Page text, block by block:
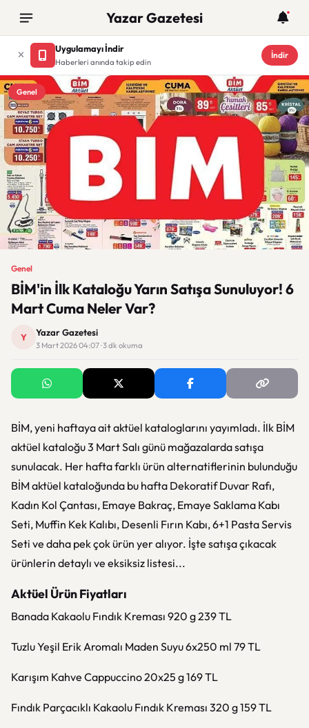
Yazar Gazetesi
Uygulamayı İndir
Haberleri anında takip edin
İndir
Genel
Genel
BİM'in İlk Kataloğu Yarın Satışa Sunuluyor! 6
Mart Cuma Neler Var?
Y Yazar Gazetesi
3 Mart 2026 04:07 · 3 dk okuma
BİM, yeni haftaya ait aktüel kataloglarını yayımladı. İlk BİM
aktüel kataloğu 3 Mart Salı günü mağazalarda satışa
sunulacak. Her hafta farklı ürün alternatiflerinin bulunduğu
BİM aktüel kataloğunda bu hafta Dekoratif Duvar Rafı,
Kadın Kol Çantası, Emaye Bakraç, Emaye Saklama Kabı
Seti, Muffin Kek Kalıbı, Desenli Fırın Kabı, 6+1 Pasta Servis
Seti ve daha pek çok ürün yer alıyor. İşte satışa çıkacak
ürünlerin detaylı ve eksiksiz listesi...
Aktüel Ürün Fiyatları
Banada Kakaolu Fındık Kreması 920 g 239 TL
Tuzlu Yeşil Erik Aromalı Maden Suyu 6x250 ml 79 TL
Karışım Kahve Cappuccino 20x25 g 169 TL
Fındık Parçacıklı Kakaolu Fındık Kreması 320 g 159 TL